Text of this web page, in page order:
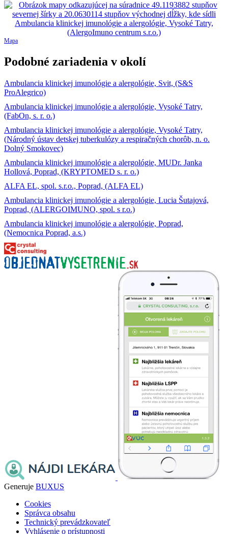
Mapa
Podobné zariadenia v okolí
Ambulancia klinickej imunológie a alergológie, Svit, (S&S
ProAlegrico)
Ambulancia klinickej imunológie a alergológie, Vysoké Tatry,
(FabOn, s. r. o.)
Ambulancia klinickej imunológie a alergológie, Vysoké Tatry,
(Národný ústav detskej tuberkulózy a respiračných chorôb, n. o.
Dolný Smokovec)
Ambulancia klinickej imunológie a alergológie, MUDr. Janka
Hollová, Poprad, (KRYPTOMED s. r. o.)
ALFA EL, spol. s.r.o., Poprad, (ALFA EL)
Ambulancia klinickej imunológie a alergológie, Lucia Šutajová,
Poprad, (ALERGOIMUNO, spol. s r.o.)
Ambulancia klinickej imunológie a alergológie, Poprad,
(Nemocnica Poprad, a.s.)
Generuje BUXUS
Cookies
Správca obsahu
Technický prevádzkovateľ
Vyhlásenie o prístupnosti